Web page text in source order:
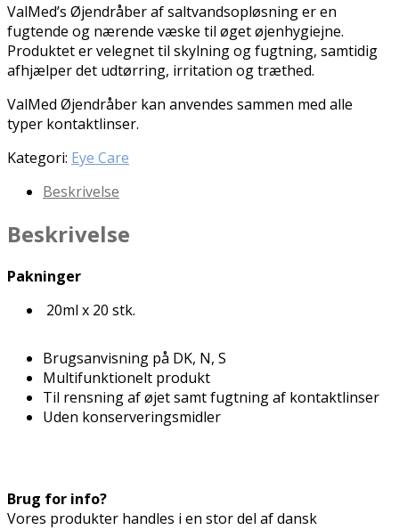
ValMed’s Øjendråber af saltvandsopløsning er en
fugtende og nærende væske til øget øjenhygiejne.
Produktet er velegnet til skylning og fugtning, samtidig
afhjælper det udtørring, irritation og træthed.
ValMed Øjendråber kan anvendes sammen med alle
typer kontaktlinser.
Kategori: Eye Care
Beskrivelse
Beskrivelse
Pakninger
20ml x 20 stk.
Brugsanvisning på DK, N, S
Multifunktionelt produkt
Til rensning af øjet samt fugtning af kontaktlinser
Uden konserveringsmidler
Brug for info?
Vores produkter handles i en stor del af dansk